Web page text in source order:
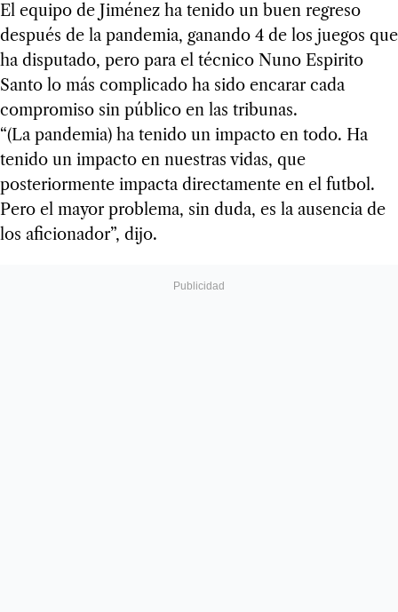
El equipo de Jiménez ha tenido un buen regreso
después de la pandemia, ganando 4 de los juegos que
ha disputado, pero para el técnico Nuno Espirito
Santo lo más complicado ha sido encarar cada
compromiso sin público en las tribunas.
“(La pandemia) ha tenido un impacto en todo. Ha
tenido un impacto en nuestras vidas, que
posteriormente impacta directamente en el futbol.
Pero el mayor problema, sin duda, es la ausencia de
los aficionador”, dijo.